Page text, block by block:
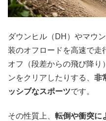
ダウンヒル（DH）やマウ
装のオフロードを高速で走
オフ（段差からの飛び降り
ンをクリアしたりする、 非
ッシブなスポーツです。
その性質上、 転倒や衝突に